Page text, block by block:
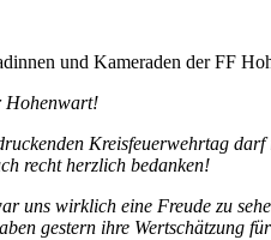
und Kameraden der FF
Hohenwart!
Kreisfeuerwehrtag
recht herzlich bedanken!
uns wirklich eine Freude zu
gestern ihre Wertschätzung